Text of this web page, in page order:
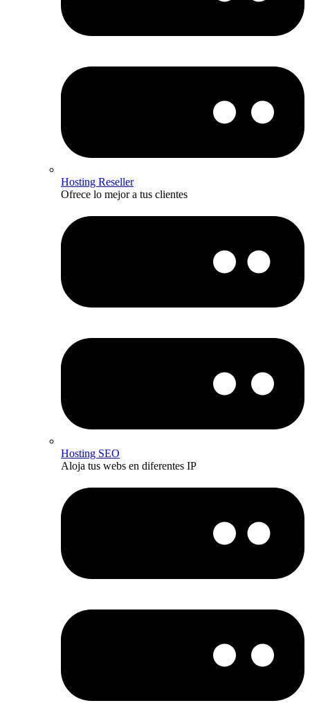
Hosting Reseller
Ofrece lo mejor a tus clientes
Hosting SEO
Aloja tus webs en diferentes IP